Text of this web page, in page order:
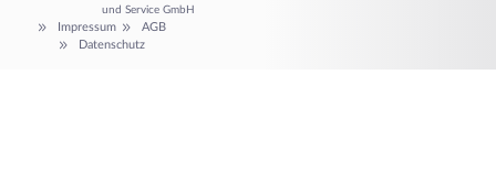
und Service GmbH
Impressum
AGB
Datenschutz